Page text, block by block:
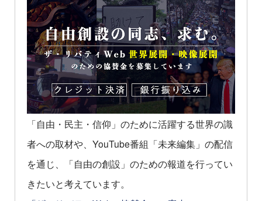
「自由・民主・信仰」のために活躍する世界の識
者への取材や、YouTube番組「未来編集」の配信
を通じ、「自由の創設」のための報道を行ってい
きたいと考えています。